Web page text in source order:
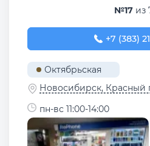
№17 из
+7 (383)
+7 (383)
Октябрьская
Новосибирск, Красный
пн-вс 11:00-14:00